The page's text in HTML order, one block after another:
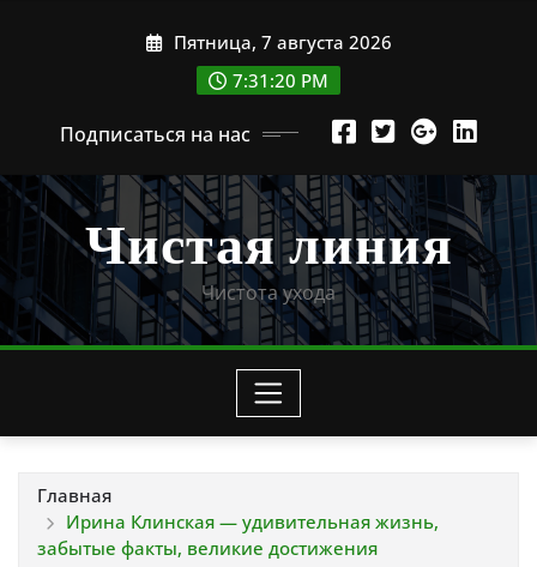
Пятница, 7 августа 2026
7:31:21 PM
Подписаться на нас
Чистая линия
Чистота ухода
Главная
Ирина Клинская — удивительная жизнь,
забытые факты, великие достижения